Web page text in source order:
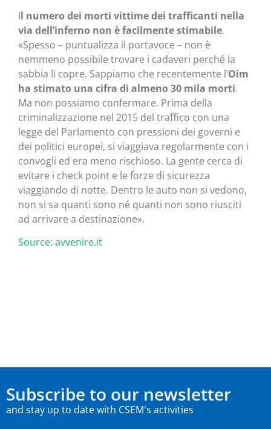
Il numero dei morti vittime dei trafficanti nella
via dell’inferno non è facilmente stimabile.
«Spesso – puntualizza il portavoce – non è
nemmeno possibile trovare i cadaveri perché la
sabbia li copre. Sappiamo che recentemente l’Oim
ha stimato una cifra di almeno 30 mila morti.
Ma non possiamo confermare. Prima della
criminalizzazione nel 2015 del traffico con una
legge del Parlamento con pressioni dei governi e
dei politici europei, si viaggiava regolarmente con i
convogli ed era meno rischioso. La gente cerca di
evitare i check point e le forze di sicurezza
viaggiando di notte. Dentro le auto non si vedono,
non si sa quanti sono né quanti non sono riusciti
ad arrivare a destinazione».
Source: avvenire.it
Subscribe to our newsletter
and stay up to date with CSEM's activities